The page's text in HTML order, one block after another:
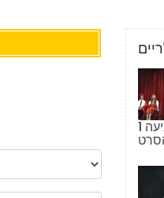
תיאוריה חדשה של 'תיכון מוזיקלי 3' מציעה 1